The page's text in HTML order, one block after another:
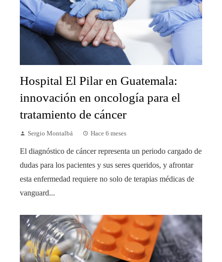
Hospital El Pilar en Guatemala:
innovación en oncología para el
tratamiento de cáncer
Sergio Montalbá Hace 6 meses
El diagnóstico de cáncer representa un periodo cargado de
dudas para los pacientes y sus seres queridos, y afrontar
esta enfermedad requiere no solo de terapias médicas de
vanguard...